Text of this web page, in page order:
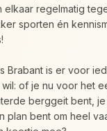
elkaar regelmatig
sporten én
Brabant is er voor
of je nu voor het
berggeit bent,
plan bent om heel